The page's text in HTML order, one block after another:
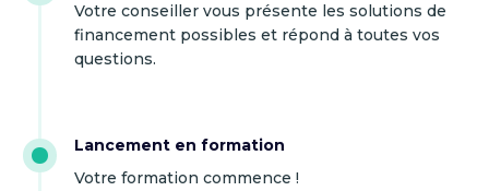
Votre conseiller vous présente les solutions de
financement possibles et répond à toutes vos
questions.
Lancement en formation
Votre formation commence !